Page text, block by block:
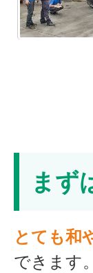
まず
とても和
できます。